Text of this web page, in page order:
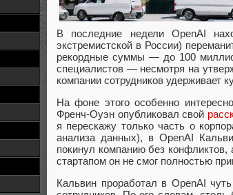
В последние недели OpenAI
экстремистской в России)
рекордные суммы — до 100
специалистов — несмотря на
компании сотрудников удерживает
На фоне этого особенно
Френч-Оуэн опубликовал свой
я перескажу только часть о
анализа данных), в OpenAI
покинул компанию без конфликтов,
стартапом он не смог полностью
Кальвин проработал в OpenAI